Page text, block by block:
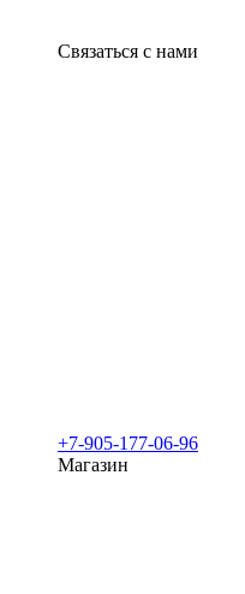
Связаться с нами
+7-905-177-06-96
Магазин